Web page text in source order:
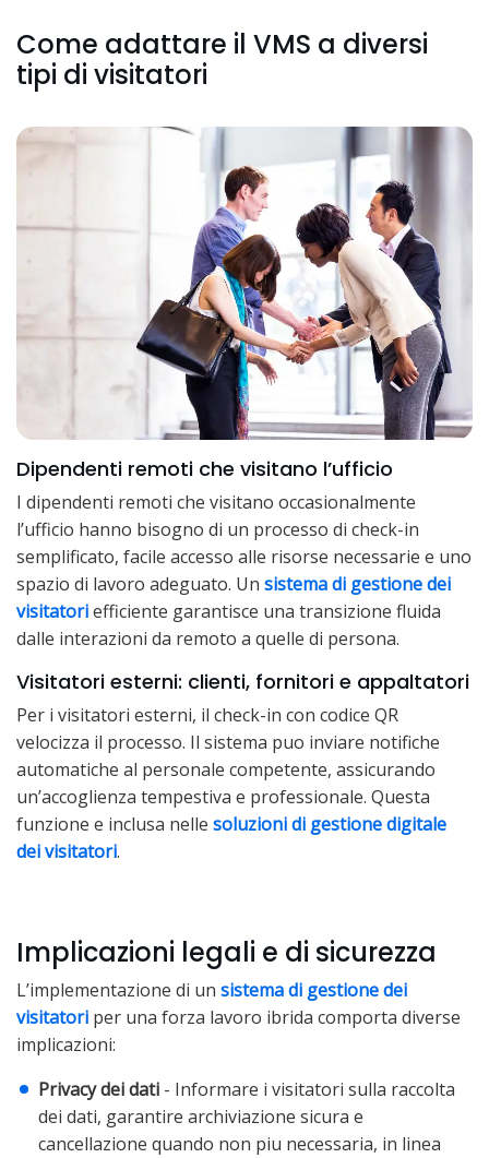
Come adattare il VMS a diversi
tipi di visitatori
Dipendenti remoti che visitano l’ufficio
I dipendenti remoti che visitano occasionalmente
l’ufficio hanno bisogno di un processo di check-in
semplificato, facile accesso alle risorse necessarie e uno
spazio di lavoro adeguato. Un sistema di gestione dei
visitatoriefficiente garantisce una transizione fluida
dalle interazioni da remoto a quelle di persona.
Visitatori esterni: clienti, fornitori e appaltatori
Per i visitatori esterni, il check-in con codice QR
velocizza il processo. Il sistema puo inviare notifiche
automatiche al personale competente, assicurando
un’accoglienza tempestiva e professionale. Questa
funzione e inclusa nelle soluzioni di gestione digitale
dei visitatori.
Implicazioni legali e di sicurezza
L’implementazione di un sistema di gestione dei
visitatori per una forza lavoro ibrida comporta diverse
implicazioni:
Privacy dei dati - Informare i visitatori sulla raccolta
dei dati, garantire archiviazione sicura e
cancellazione quando non piu necessaria, in linea